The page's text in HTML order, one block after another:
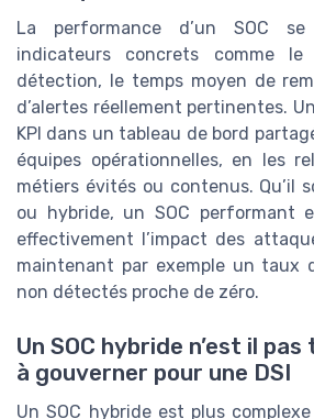
La performance d’un SOC
indicateurs concrets comme
détection, le temps moyen de
d’alertes réellement pertinentes.
KPI dans un tableau de bord
équipes opérationnelles, en les
métiers évités ou contenus. Qu’il
ou hybride, un SOC performant
effectivement l’impact des
maintenant par exemple un taux
non détectés proche de zéro.
Un SOC hybride n’est il
à gouverner pour une DSI
Un SOC hybride est plus